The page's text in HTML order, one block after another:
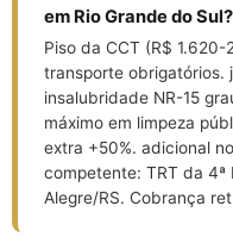
em Rio Grande do Sul?
Piso da CCT (R$
transporte obrigatórios.
insalubridade NR-15
máximo em limpeza
extra +50%. adicional
competente: TRT da
Alegre/RS. Cobrança